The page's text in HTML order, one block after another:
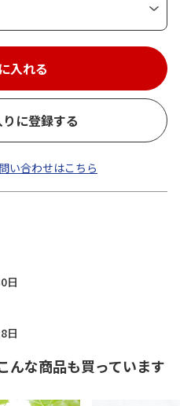
に登録する
い合わせはこちら
日
日
んな商品も買っています